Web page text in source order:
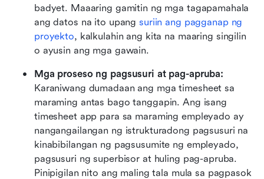
badyet. Maaaring gamitin ng mga tagapamahala
ang datos na ito upang suriin ang pagganap ng
proyekto, kalkulahin ang kita na maaring singilin
o ayusin ang mga gawain.
Karaniwang dumadaan ang mga timesheet sa
maraming antas bago tanggapin. Ang isang
timesheet app para sa maraming empleyado ay
nangangailangan ng istrukturadong pagsusuri na
kinabibilangan ng pagsusumite ng empleyado,
pagsusuri ng superbisor at huling pag-apruba.
Pinipigilan nito ang maling tala mula sa pagpasok